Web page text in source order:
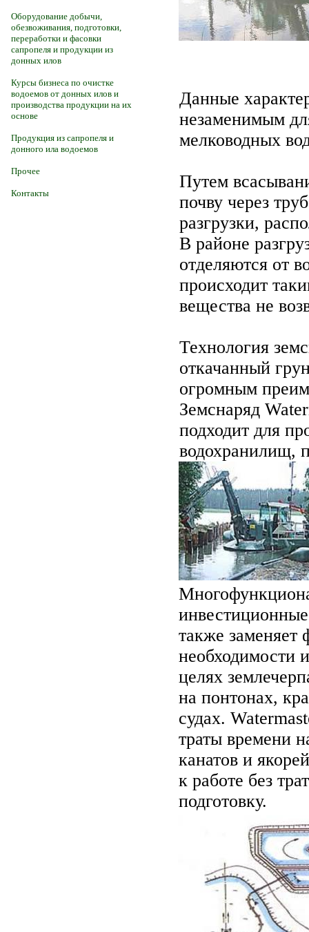
Оборудование добычи,
обезвоживания, подготовки,
переработки и фасовки
сапропеля и продукции из
донных илов
Курсы бизнеса по очистке
водоемов от донных илов и
производства продукции на их
основе
Продукция из сапропеля и
донного ила водоемов
Прочее
Контакты
Данные
незаменимым
мелководных
Путем
почву через
разгрузки,
В районе
отделяются от
происходит
вещества не
Технология
откачанный
огромным
Земснаряд
подходит для
водохранилищ,
также
необходимости
целях
на понтонах,
судах.
траты времени
канатов и
к работе без
подготовку.